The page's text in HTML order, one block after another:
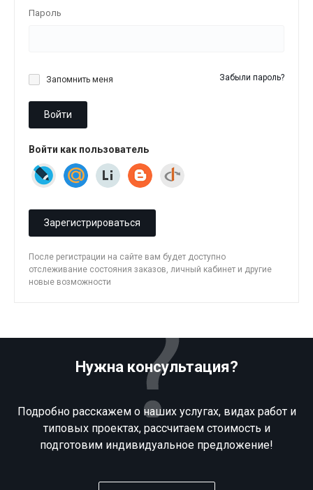
Пароль
Запомнить меня Забыли пароль?
Войти
Войти как пользователь
Зарегистрироваться
После регистрации на сайте вам будет доступно
отслеживание состояния заказов, личный кабинет и другие
новые возможности
Нужна консультация?
Подробно расскажем о наших услугах, видах работ и
типовых проектах, рассчитаем стоимость и
подготовим индивидуальное предложение!